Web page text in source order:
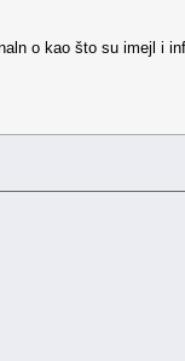
o kao što su imejl i